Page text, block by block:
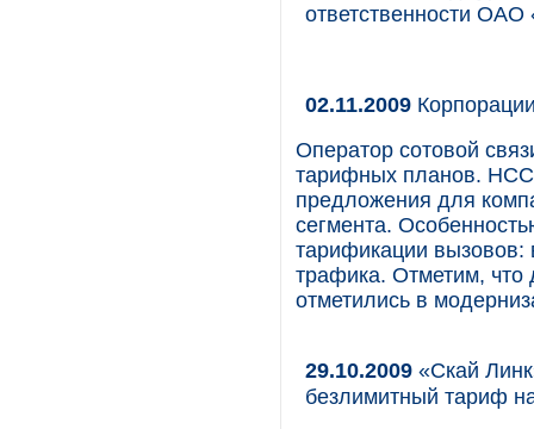
ответственности
02.11.2009
Оператор сотовой
тарифных планов. НСС
предложения для
сегмента.
тарификации вызовов:
трафика. Отметим, что
отметились в
29.10.2009 «Скай
безлимитный тариф